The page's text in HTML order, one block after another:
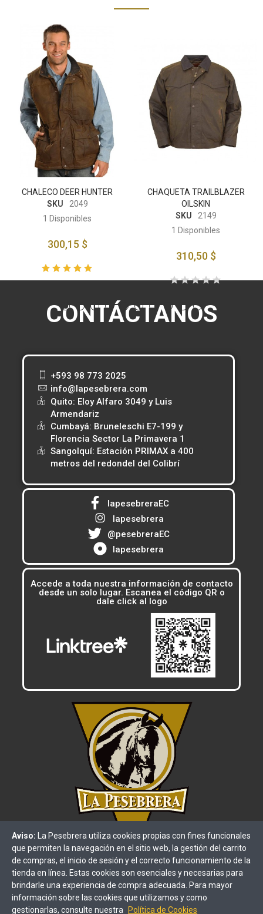
CHALECO DEER HUNTER
SKU
2049
1 Disponibles
300,15 $
CHAQUETA TRAILBLAZER
OILSKIN
SKU
2149
1 Disponibles
310,50 $
CONTÁCTANOS
+593 98 773 2025
info@lapesebrera.com
Quito: Eloy Alfaro 3049 y Luis
Armendariz
Cumbayá: Bruneleschi E7-199 y
Florencia Sector La Primavera 1
Sangolquí: Estación PRIMAX a 400
metros del redondel del Colibrí
lapesebreraEC
lapesebrera
@pesebreraEC
lapesebrera
Accede a toda nuestra información de contacto
desde un solo lugar. Escanea el código QR o
dale click al logo
Aviso:
La Pesebrera utiliza cookies propias con fines funcionales
que permiten la navegación en el sitio web, la gestión del carrito
de compras, el inicio de sesión y el correcto funcionamiento de la
tienda en línea. Estas cookies son esenciales y necesarias para
brindarle una experiencia de compra adecuada. Para mayor
información sobre las cookies que utilizamos y como
gestionarlas, consulte nuestra
Política de Cookies